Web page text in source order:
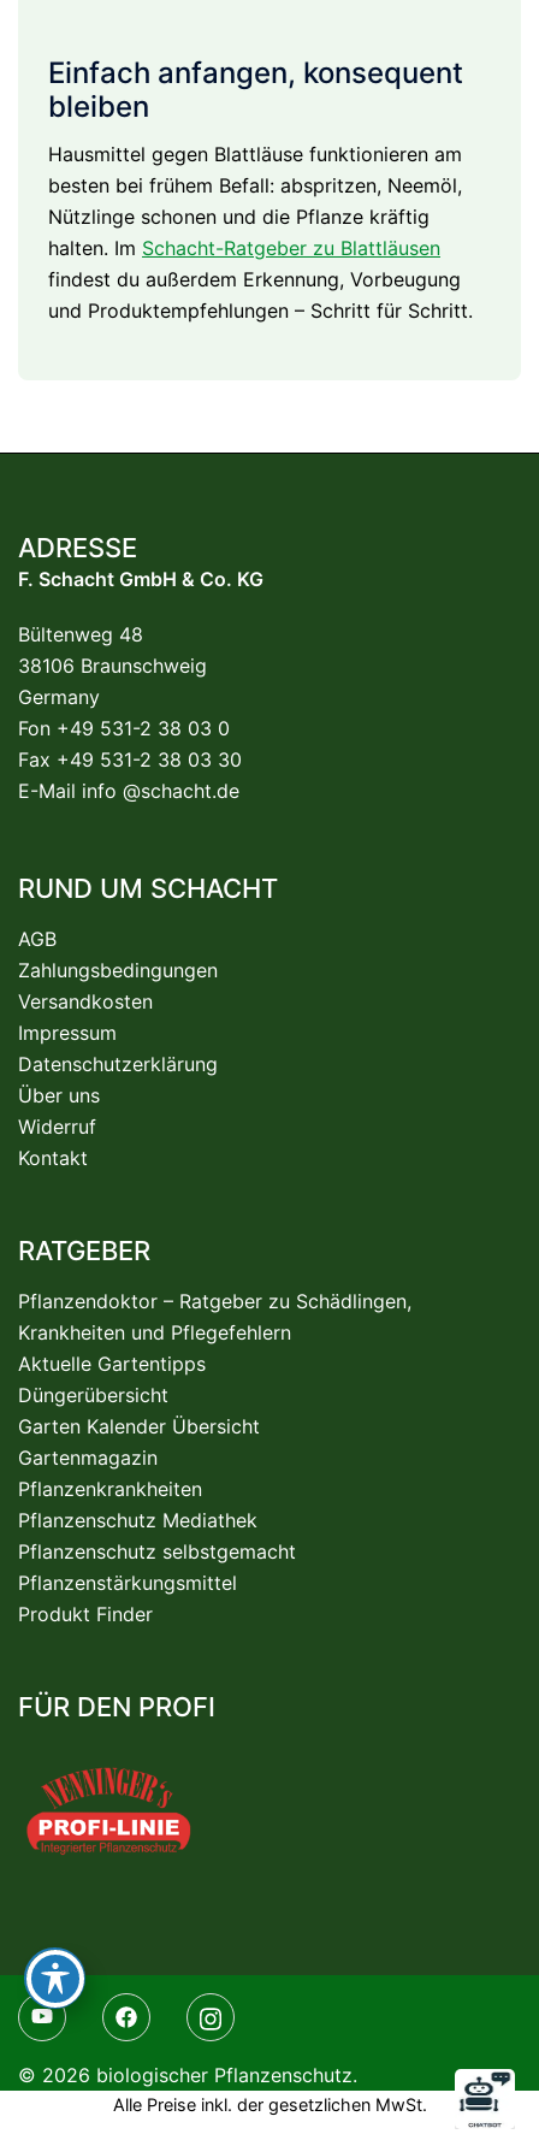
Einfach anfangen, konsequent
bleiben
Hausmittel gegen Blattläuse funktionieren am
besten bei frühem Befall: abspritzen, Neemöl,
Nützlinge schonen und die Pflanze kräftig
halten. Im Schacht-Ratgeber zu Blattläusen
findest du außerdem Erkennung, Vorbeugung
und Produktempfehlungen – Schritt für Schritt.
ADRESSE
F. Schacht GmbH & Co. KG
Bültenweg 48
38106 Braunschweig
Germany
Fon +49 531-2 38 03 0
Fax +49 531-2 38 03 30
E-Mail info @schacht.de
RUND UM SCHACHT
AGB
Zahlungsbedingungen
Versandkosten
Impressum
Datenschutzerklärung
Über uns
Widerruf
Kontakt
RATGEBER
Pflanzendoktor – Ratgeber zu Schädlingen,
Krankheiten und Pflegefehlern
Aktuelle Gartentipps
Düngerübersicht
Garten Kalender Übersicht
Gartenmagazin
Pflanzenkrankheiten
Pflanzenschutz Mediathek
Pflanzenschutz selbstgemacht
Pflanzenstärkungsmittel
Produkt Finder
FÜR DEN PROFI
© 2026 biologischer Pflanzenschutz.
Alle Preise inkl. der gesetzlichen MwSt.